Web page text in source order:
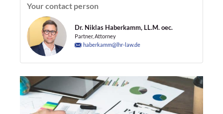
Your contact person
Dr. Niklas Haberkamm, LL.M. oec.
Partner, Attorney
haberkamm@lhr-law.de